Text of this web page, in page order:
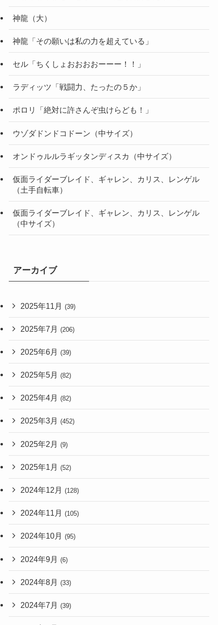
神龍（大）
神龍「その願いは私の力を超えている」
セル「ちくしょおおおおーーー！！」
ラディッツ「戦闘力、たったの５か」
ポロリ「絶対に許さんぞ虫けらども！」
ウゾダドンドコドーン（中サイズ）
オンドゥルルラギッタンディスカ（中サイズ）
仮面ライダーブレイド、ギャレン、カリス、レンゲル
（土手自転車）
仮面ライダーブレイド、ギャレン、カリス、レンゲル
（中サイズ）
アーカイブ
2025年11月 (39)
2025年7月 (206)
2025年6月 (39)
2025年5月 (82)
2025年4月 (82)
2025年3月 (452)
2025年2月 (9)
2025年1月 (52)
2024年12月 (128)
2024年11月 (105)
2024年10月 (95)
2024年9月 (6)
2024年8月 (33)
2024年7月 (39)